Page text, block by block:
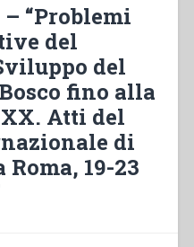
“Problemi
del
del
fino alla
Atti del
di
19-23